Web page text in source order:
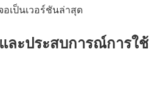
อเป็นเวอร์ชันล่าสุด
ละประสบการณ์การใช้